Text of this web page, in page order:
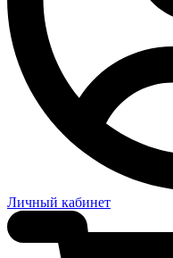
Личный кабинет